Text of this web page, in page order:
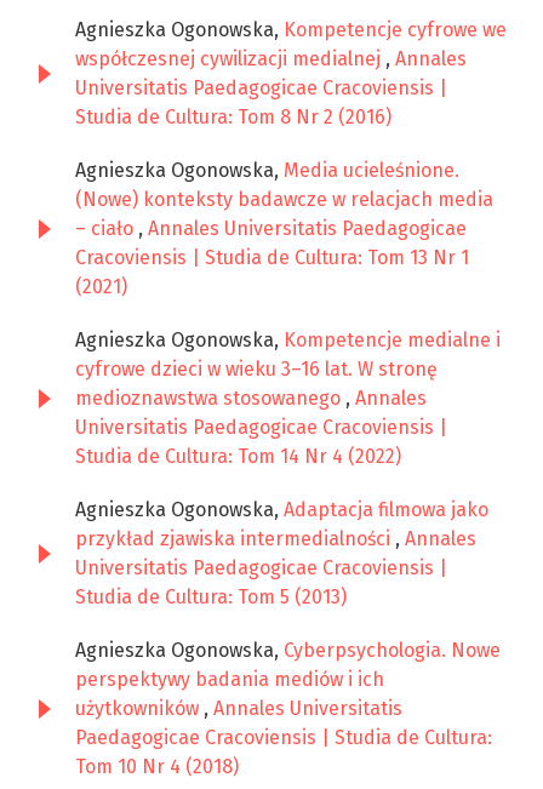
Agnieszka Ogonowska, Kompetencje cyfrowe we
współczesnej cywilizacji medialnej , Annales
Universitatis Paedagogicae Cracoviensis |
Studia de Cultura: Tom 8 Nr 2 (2016)
Agnieszka Ogonowska, Media ucieleśnione.
(Nowe) konteksty badawcze w relacjach media
– ciało , Annales Universitatis Paedagogicae
Cracoviensis | Studia de Cultura: Tom 13 Nr 1
(2021)
Agnieszka Ogonowska, Kompetencje medialne i
cyfrowe dzieci w wieku 3–16 lat. W stronę
medioznawstwa stosowanego , Annales
Universitatis Paedagogicae Cracoviensis |
Studia de Cultura: Tom 14 Nr 4 (2022)
Agnieszka Ogonowska, Adaptacja filmowa jako
przykład zjawiska intermedialności , Annales
Universitatis Paedagogicae Cracoviensis |
Studia de Cultura: Tom 5 (2013)
Agnieszka Ogonowska, Cyberpsychologia. Nowe
perspektywy badania mediów i ich
użytkowników , Annales Universitatis
Paedagogicae Cracoviensis | Studia de Cultura:
Tom 10 Nr 4 (2018)